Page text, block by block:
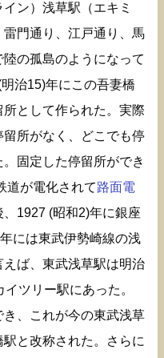
ン）浅草駅（エキミ
門通り、江戸通り、馬
の孤島のようになって
治15)年にこの吾妻橋
所として作られた。実際
所がなく、どこでも停
固定した停留所ができ
道が電化されて路面電
1927 (昭和2)年に銀座
には東武伊勢崎線の浅
ば、東武浅草駅は明治
イツリー駅にあった。
、これが今の東武浅草
と改称された。さらに